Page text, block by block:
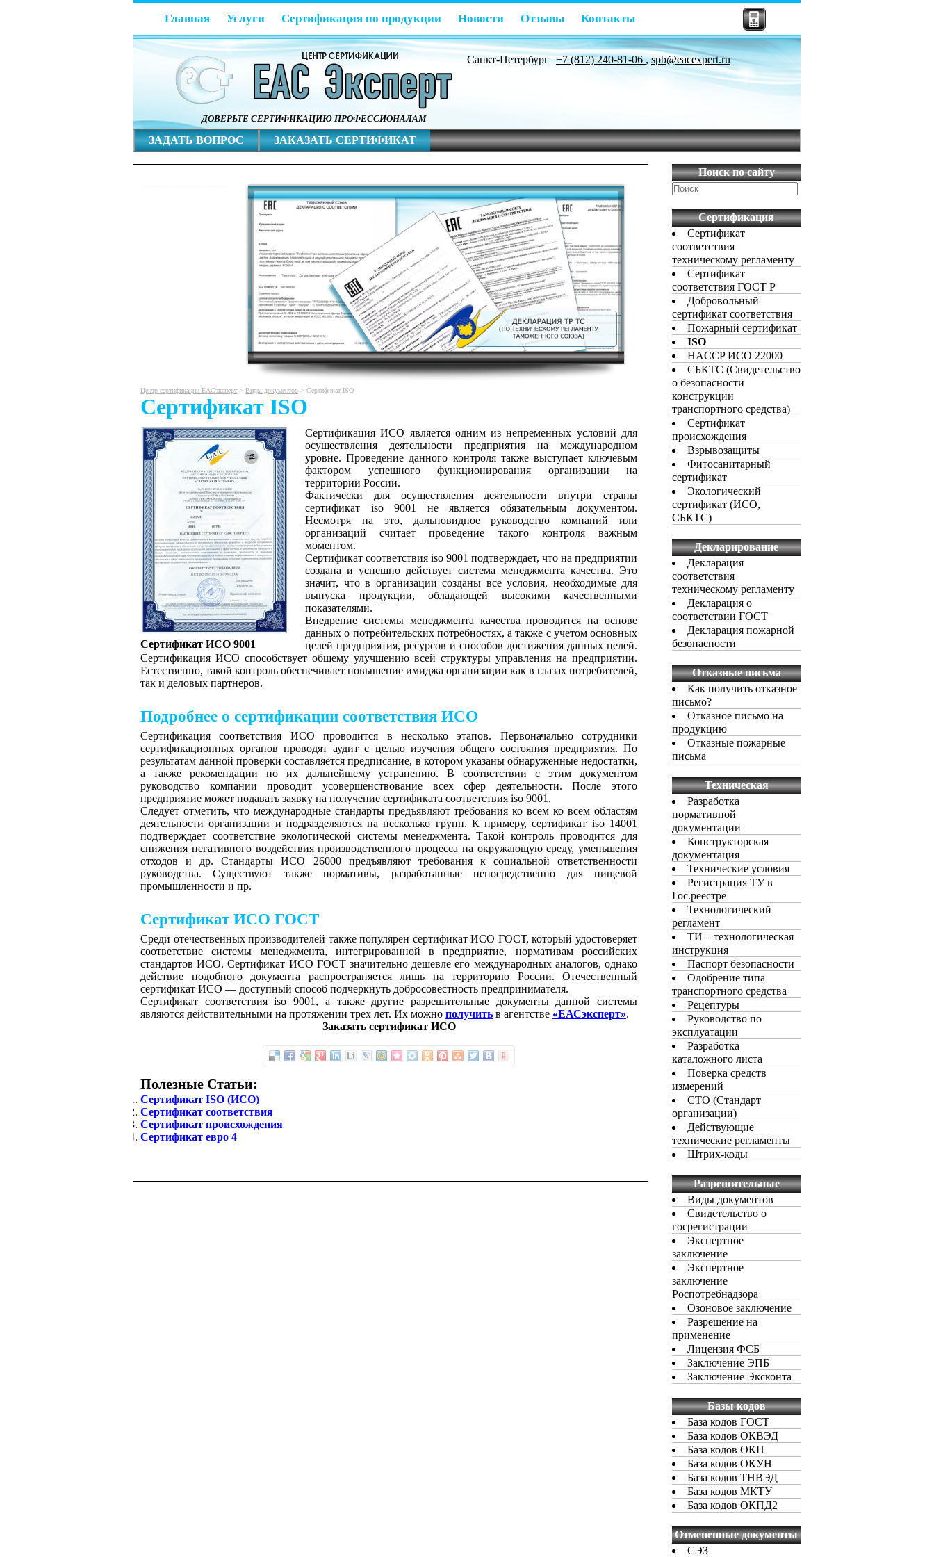
Главная Услуги Сертификация по продукции Новости Отзывы Контакты
ДОВЕРЬТЕ СЕРТИФИКАЦИЮ ПРОФЕССИОНАЛАМ
Санкт-Петербург +7 (812) 240-81-06 ,spb@eacexpert.ru
ЗАДАТЬ ВОПРОС ЗАКАЗАТЬ СЕРТИФИКАТ
Центр сертификации ЕАСэксперт > Виды документов > Сертификат ISO
Сертификат ISO
Сертификат ИСО 9001
Сертификация ИСО является одним из непременных условий для
осуществления деятельности предприятия на международном
уровне. Проведение данного контроля также выступает ключевым
фактором успешного функционирования организации на
территории России.
Фактически для осуществления деятельности внутри страны
сертификат iso 9001 не является обязательным документом.
Несмотря на это, дальновидное руководство компаний или
организаций считает проведение такого контроля важным
моментом.
Сертификат соответствия iso 9001 подтверждает, что на предприятии
создана и успешно действует система менеджмента качества. Это
значит, что в организации созданы все условия, необходимые для
выпуска продукции, обладающей высокими качественными
показателями.
Внедрение системы менеджмента качества проводится на основе
данных о потребительских потребностях, а также с учетом основных
целей предприятия, ресурсов и способов достижения данных целей.
Сертификация ИСО способствует общему улучшению всей структуры управления на предприятии.
Естественно, такой контроль обеспечивает повышение имиджа организации как в глазах потребителей,
так и деловых партнеров.
Подробнее о сертификации соответствия ИСО
Сертификация соответствия ИСО проводится в несколько этапов. Первоначально сотрудники
сертификационных органов проводят аудит с целью изучения общего состояния предприятия. По
результатам данной проверки составляется предписание, в котором указаны обнаруженные недостатки,
а также рекомендации по их дальнейшему устранению. В соответствии с этим документом
руководство компании проводит усовершенствование всех сфер деятельности. После этого
предприятие может подавать заявку на получение сертификата соответствия iso 9001.
Следует отметить, что международные стандарты предъявляют требования ко всем ко всем областям
деятельности организации и подразделяются на несколько групп. К примеру, сертификат iso 14001
подтверждает соответствие экологической системы менеджмента. Такой контроль проводится для
снижения негативного воздействия производственного процесса на окружающую среду, уменьшения
отходов и др. Стандарты ИСО 26000 предъявляют требования к социальной ответственности
руководства. Существуют также нормативы, разработанные непосредственно для пищевой
промышленности и пр.
Сертификат ИСО ГОСТ
Среди отечественных производителей также популярен сертификат ИСО ГОСТ, который удостоверяет
соответствие системы менеджмента, интегрированной в предприятие, нормативам российских
стандартов ИСО. Сертификат ИСО ГОСТ значительно дешевле его международных аналогов, однако
действие подобного документа распространяется лишь на территорию России. Отечественный
сертификат ИСО — доступный способ подчеркнуть добросовестность предпринимателя.
Сертификат соответствия iso 9001, а также другие разрешительные документы данной системы
являются действительными на протяжении трех лет. Их можно получить в агентстве «ЕАСэксперт».
Заказать сертификат ИСО
Полезные Статьи:
Сертификат ISO (ИСО)
Сертификат соответствия
Сертификат происхождения
Сертификат евро 4
Поиск по сайту
Сертификация
Сертификат
соответствия
техническому регламенту
Сертификат
соответствия ГОСТ Р
Добровольный
сертификат соответствия
Пожарный сертификат
ISO
HACCP ИСО 22000
СБКТС (Свидетельство
о безопасности
конструкции
транспортного средства)
Сертификат
происхождения
Взрывозащиты
Фитосанитарный
сертификат
Экологический
сертификат (ИСО,
СБКТС)
Декларирование
Декларация
соответствия
техническому регламенту
Декларация о
соответствии ГОСТ
Декларация пожарной
безопасности
Отказные письма
Как получить отказное
письмо?
Отказное письмо на
продукцию
Отказные пожарные
письма
Техническая
документация
Разработка
нормативной
документации
Конструкторская
документация
Технические условия
Регистрация ТУ в
Гос.реестре
Технологический
регламент
ТИ – технологическая
инструкция
Паспорт безопасности
Одобрение типа
транспортного средства
Рецептуры
Руководство по
эксплуатации
Разработка
каталожного листа
Поверка средств
измерений
СТО (Стандарт
организации)
Действующие
технические регламенты
Штрих-коды
Разрешительные
документы
Виды документов
Свидетельство о
госрегистрации
Экспертное
заключение
Экспертное
заключение
Роспотребнадзора
Озоновое заключение
Разрешение на
применение
Лицензия ФСБ
Заключение ЭПБ
Заключение Эксконта
Базы кодов
База кодов ГОСТ
База кодов ОКВЭД
База кодов ОКП
База кодов ОКУН
База кодов ТНВЭД
База кодов МКТУ
База кодов ОКПД2
Отмененные документы
СЭЗ